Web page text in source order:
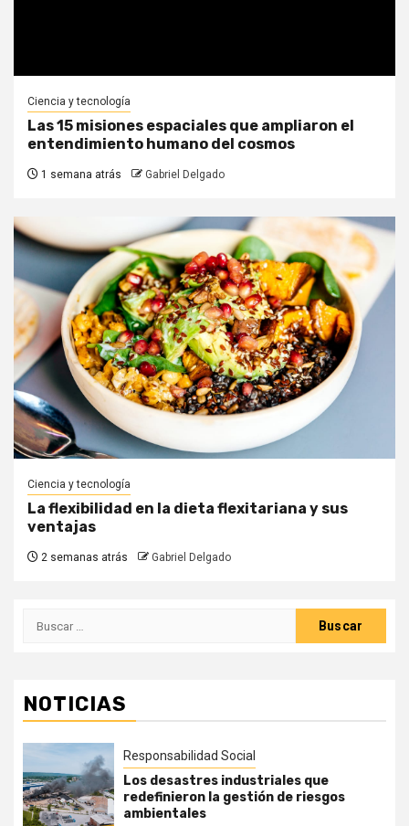
Ciencia y tecnología
Las 15 misiones espaciales que ampliaron el
entendimiento humano del cosmos
1 semana atrás Gabriel Delgado
Ciencia y tecnología
La flexibilidad en la dieta flexitariana y sus
ventajas
2 semanas atrás Gabriel Delgado
Buscar:
NOTICIAS
Responsabilidad Social
Los desastres industriales que
redefinieron la gestión de riesgos
ambientales